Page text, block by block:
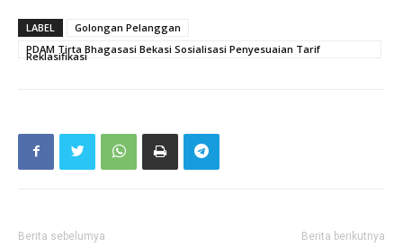
LABEL
Golongan Pelanggan
PDAM Tirta Bhagasasi Bekasi Sosialisasi Penyesuaian Tarif
Reklasifikasi
Berita sebelumya Berita berikutnya